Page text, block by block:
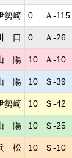
勢崎 0 Ａ-115
口 0 Ａ-26
陽 10 Ａ-10
陽 10 Ｓ-39
勢崎 10 Ｓ-42
陽 10 Ｓ-25
松 10 Ｓ-10